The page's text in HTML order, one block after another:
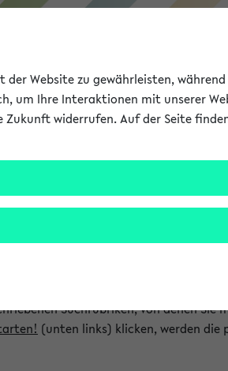
und so gezielt die
Suchrubriken, von denen Sie
(unten links) klicken, werden die
Website zu gewährleisten,
um Ihre Interaktionen mit unserer
widerrufen. Auf der Seite